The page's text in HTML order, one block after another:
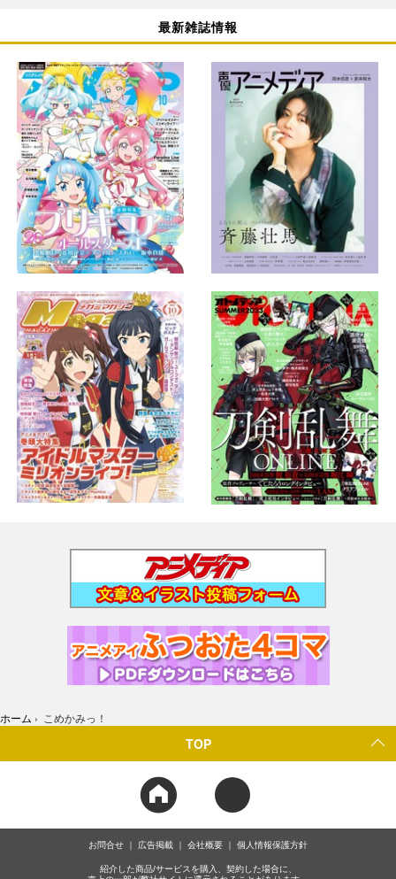
最新雑誌情報
ホーム › こめかみっ！
TOP
お問合せ 広告掲載 会社概要 個人情報保護方針
紹介した商品/サービスを購入、契約した場合に、